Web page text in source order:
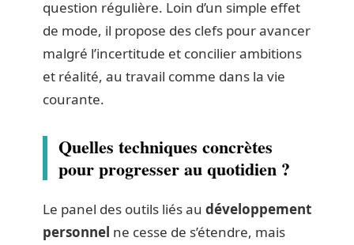
question régulière. Loin d’un simple effet
de mode, il propose des clefs pour avancer
malgré l’incertitude et concilier ambitions
et réalité, au travail comme dans la vie
courante.
Quelles techniques concrètes
pour progresser au quotidien ?
Le panel des outils liés au développement
personnel ne cesse de s’étendre, mais